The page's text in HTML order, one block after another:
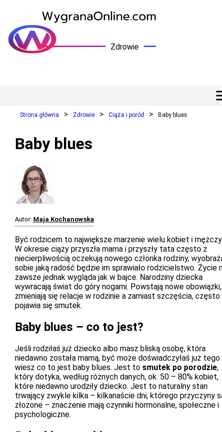
Zdrowie
Strona główna Zdrowie Ciąża i poród Baby blues
Baby blues
Autor: Maja Kochanowska
Być rodzicem to największe marzenie wielu kobiet i
W okresie ciąży przyszła mama i przyszły tata często z
niecierpliwością oczekują nowego członka rodziny,
sobie jaką radość będzie im sprawiało rodzicielstwo. Życie
zawsze jednak wygląda jak w bajce. Narodziny dziecka
wywracają świat do góry nogami. Powstają nowe obowiązki,
zmieniają się relacje w rodzinie a zamiast szczęścia, często
pojawia się smutek.
Baby blues – co to jest?
Jeśli rodziłaś już dziecko albo masz bliską osobę, która
niedawno została mamą, być może doświadczyłaś już tego
wiesz co to jest baby blues. Jest to smutek po porodzie,
który dotyka, według różnych danych, ok. 50 – 80% kobiet,
które niedawno urodziły dziecko. Jest to naturalny stan
trwający zwykle kilka – kilkanaście dni, którego przyczyny
złożone – znaczenie mają czynniki hormonalne, społeczne i
psychologiczne.